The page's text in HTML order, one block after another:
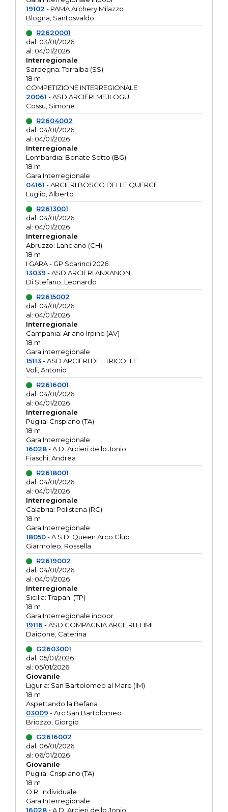
19102 - PAMA Archery Milazzo
Blogna, Santosvaldo
R2620001
dal: 03/01/2026
al: 04/01/2026
Interregionale
Sardegna: Torralba (SS)
18 m
COMPETIZIONE INTERREGIONALE
20061 - ASD ARCIERI MEJLOGU
Cossu, Simone
R2604002
dal: 04/01/2026
al: 04/01/2026
Interregionale
Lombardia: Bonate Sotto (BG)
18 m
Gara Interregionale
04161 - ARCIERI BOSCO DELLE QUERCE
Luglio, Alberto
R2613001
dal: 04/01/2026
al: 04/01/2026
Interregionale
Abruzzo: Lanciano (CH)
18 m
I GARA - GP Scarinci 2026
13039 - ASD ARCIERI ANXANON
Di Stefano, Leonardo
R2615002
dal: 04/01/2026
al: 04/01/2026
Interregionale
Campania: Ariano Irpino (AV)
18 m
Gara interregionale
15113- ASD ARCIERI DEL TRICOLLE
Voli, Antonio
R2616001
dal: 04/01/2026
al: 04/01/2026
Interregionale
Puglia: Crispiano (TA)
18 m
Gara Interregionale
16028- A.D. Arcieri dello Jonio
Fiaschi, Andrea
R2618001
dal: 04/01/2026
al: 04/01/2026
Interregionale
Calabria: Polistena (RC)
18 m
Gara Interregionale
18050- A.S.D. Queen Arco Club
Giarmoleo, Rossella
R2619002
dal: 04/01/2026
al: 04/01/2026
Interregionale
Sicilia: Trapani (TP)
18 m
Gara Interregionale indoor
19116 - ASD COMPAGNIA ARCIERI ELIMI
Daidone, Caterina
G2603001
dal: 05/01/2026
al: 05/01/2026
Giovanile
Liguria: San Bartolomeo al Mare (IM)
18 m
Aspettando la Befana
03009 - Arc.San Bartolomeo
Briozzo, Giorgio
G2616002
dal: 06/01/2026
al: 06/01/2026
Giovanile
Puglia: Crispiano (TA)
18 m
O.R. Individuale
Gara Interregionale
16028- A.D. Arcieri dello Jonio